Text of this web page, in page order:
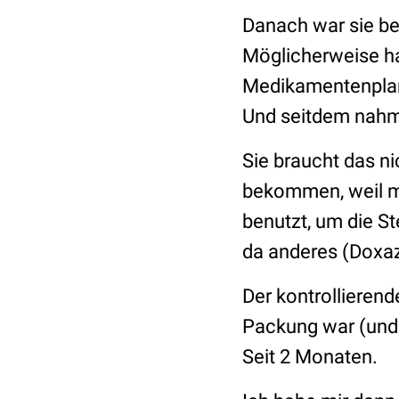
Danach war sie
Möglicherweise
Und seitdem
Sie braucht das
bekommen, weil
benutzt, um die
da anderes
Der
Packung war
Seit 2 Monaten.